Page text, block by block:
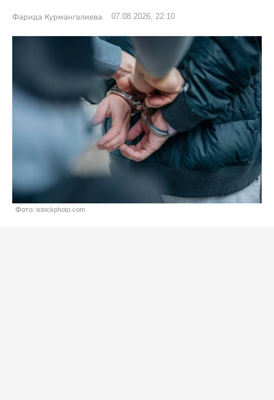
Фарида Курмангалиева 07.08.2026, 22:10
Фото: istockphoto.com